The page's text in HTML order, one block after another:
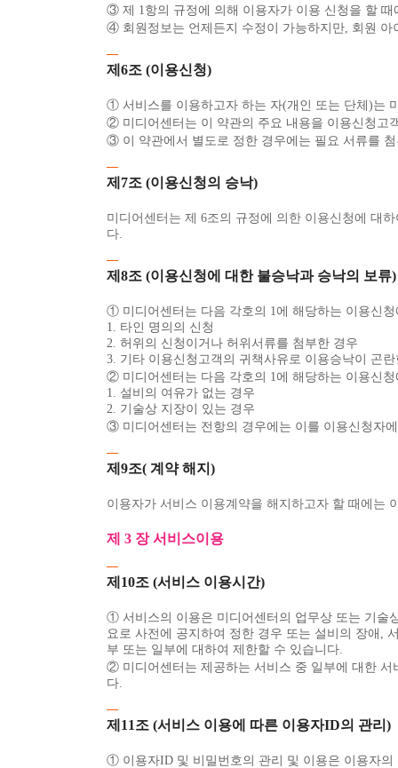
③ 제 1항의 규정에 의해 이용자가 이용 신청을 할
④ 회원정보는 언제든지 수정이 가능하지만, 회원
제6조 (이용신청)
① 서비스를 이용하고자 하는 자(개인 또는 단체)는
② 미디어센터는 이 약관의 주요 내용을 이용신청고
③ 이 약관에서 별도로 정한 경우에는 필요 서류를
제7조 (이용신청의 승낙)
미디어센터는 제 6조의 규정에 의한 이용신청에 대
다.
제8조 (이용신청에 대한 불승낙과 승낙의 보류)
① 미디어센터는 다음 각호의 1에 해당하는 이용신
1. 타인 명의의 신청
2. 허위의 신청이거나 허위서류를 첨부한 경우
3. 기타 이용신청고객의 귀책사유로 이용승낙이 곤
② 미디어센터는 다음 각호의 1에 해당하는 이용신
1. 설비의 여유가 없는 경우
2. 기술상 지장이 있는 경우
③ 미디어센터는 전항의 경우에는 이를 이용신청자
제9조( 계약 해지)
이용자가 서비스 이용계약을 해지하고자 할 때에는
제 3 장 서비스이용
제10조 (서비스 이용시간)
① 서비스의 이용은 미디어센터의 업무상 또는 기술
요로 사전에 공지하여 정한 경우 또는 설비의 장애,
부 또는 일부에 대하여 제한할 수 있습니다.
② 미디어센터는 제공하는 서비스 중 일부에 대한 서
다.
제11조 (서비스 이용에 따른 이용자ID의 관리)
① 이용자ID 및 비밀번호의 관리 및 이용은 이용자의